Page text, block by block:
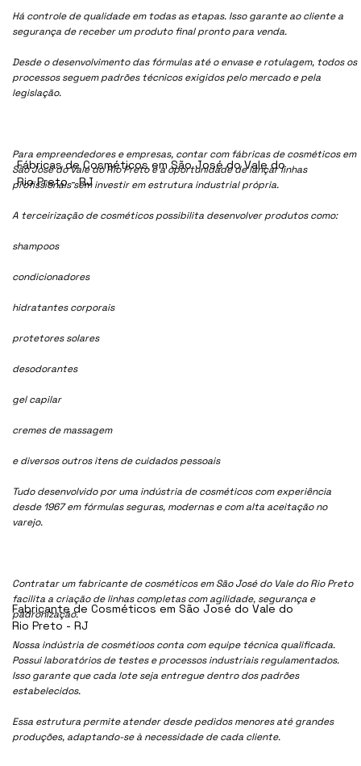
Há controle de qualidade em todas as etapas. Isso garante ao cliente a
segurança de receber um produto final pronto para venda.
Desde o desenvolvimento das fórmulas até o envase e rotulagem, todos os
processos seguem padrões técnicos exigidos pelo mercado e pela
legislação.
Para empreendedores e empresas, contar com fábricas de cosméticos em
São José do Vale do Rio Preto é a oportunidade de lançar linhas
profissionais sem investir em estrutura industrial própria.
A terceirização de cosméticos possibilita desenvolver produtos como:
shampoos
condicionadores
hidratantes corporais
protetores solares
desodorantes
gel capilar
cremes de massagem
e diversos outros itens de cuidados pessoais
Tudo desenvolvido por uma indústria de cosméticos com experiência
desde 1967 em fórmulas seguras, modernas e com alta aceitação no
varejo.
Contratar um fabricante de cosméticos em São José do Vale do Rio Preto
facilita a criação de linhas completas com agilidade, segurança e
padronização.
Nossa indústria de cosmétioos conta com equipe técnica qualificada.
Possui laboratórios de testes e processos industriais regulamentados.
Isso garante que cada lote seja entregue dentro dos padrões
estabelecidos.
Essa estrutura permite atender desde pedidos menores até grandes
produções, adaptando-se à necessidade de cada cliente.
Fábricas de Cosméticos em São José do Vale do
Rio Preto - RJ
Fabricante de Cosméticos em São José do Vale do
Rio Preto - RJ